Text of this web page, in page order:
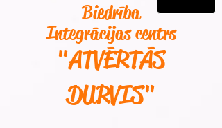
Biedrība
Integrācijas centrs
"ATVĒRTĀS
DURVIS"